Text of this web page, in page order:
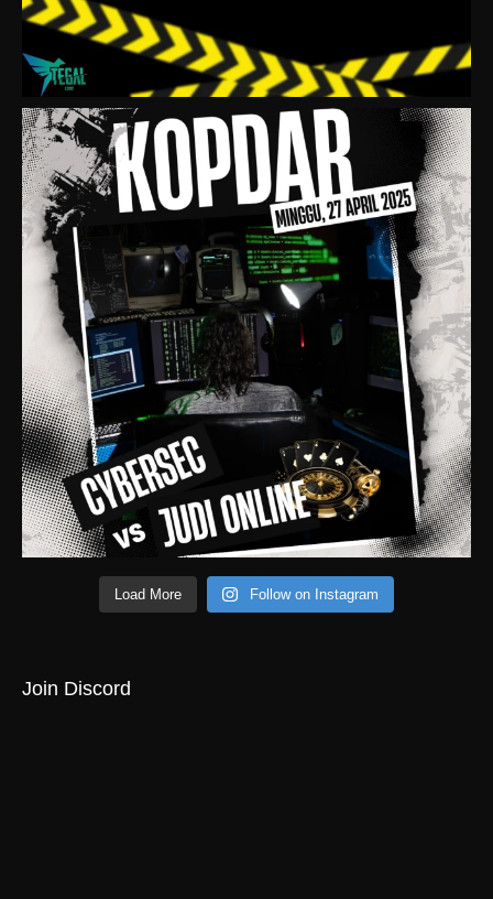
Load More Follow on Instagram
Join Discord